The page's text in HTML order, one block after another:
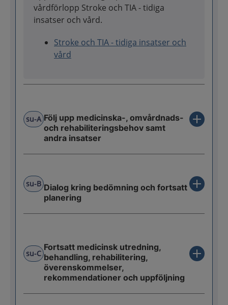
vårdförlopp Stroke och TIA - tidiga
insatser och vård.
Stroke och TIA - tidiga insatser och
vård
su-A Följ upp medicinska-, omvårdnads-
och rehabiliteringsbehov samt
andra insatser
su-B Dialog kring bedömning och fortsatt
planering
su-C
Fortsatt medicinsk utredning,
behandling, rehabilitering,
överenskommelser,
rekommendationer och uppföljning